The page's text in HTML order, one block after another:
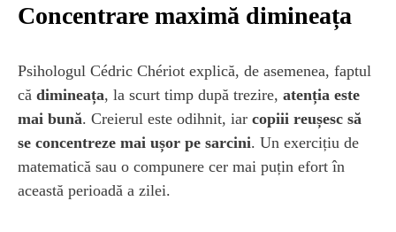
Concentrare maximă dimineața
Psihologul Cédric Chériot explică, de asemenea, faptul
că dimineața, la scurt timp după trezire, atenția este
mai bună. Creierul este odihnit, iar copiii reușesc să
se concentreze mai ușor pe sarcini. Un exercițiu de
matematică sau o compunere cer mai puțin efort în
această perioadă a zilei.